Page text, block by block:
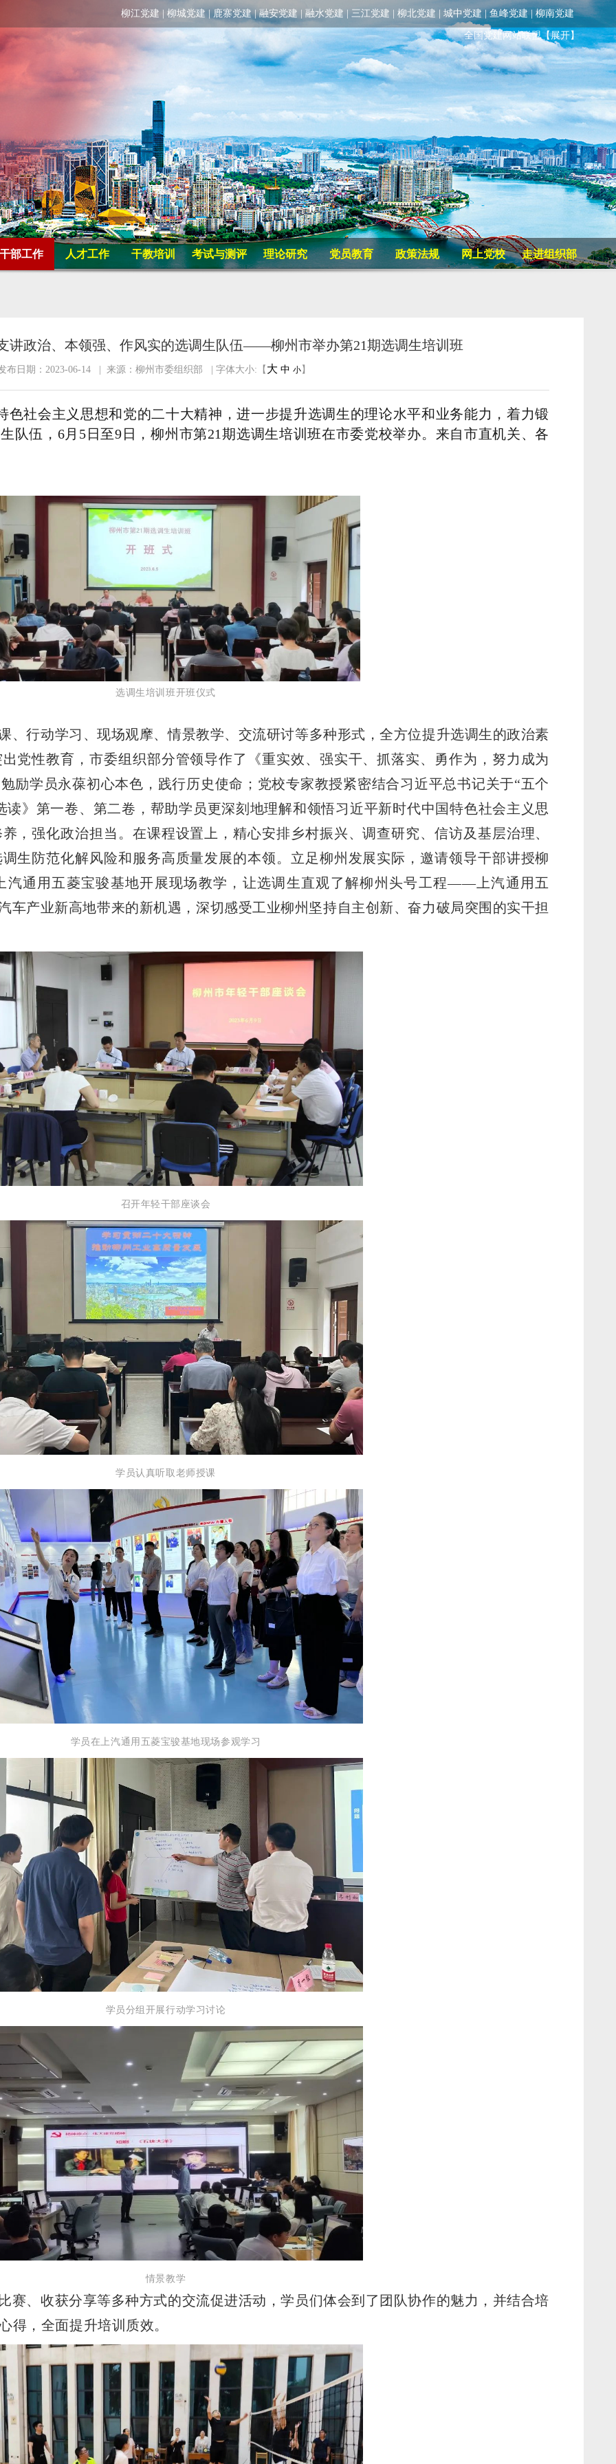
柳江党建 柳城党建 鹿寨党建 | 融安党建 融水党建 三江党建 柳北党建 城中党建 | 鱼峰党建 | 柳南党建
全国党建网站联盟【展开】
干部工作 人才工作 干教培训 考试与测评 理论研究 党员教育 政策法规 网上党校 走进组织部
讲政治、本领强、作风实的选调生队伍——柳州市举办第21期选调生培训班
布日期：2023-06-14 | 来源：柳州市委组织部 | 字体大小:【 大 中 小 】
色社会主义思想和党的二十大精神，进一步提升选调生的理论水平和业务能力，着力锻
队伍，6月5日至9日，柳州市第21期选调生培训班在市委党校举办。来自市直机关、各
选调生培训班开班仪式
、行动学习、现场观摩、情景教学、交流研讨等多种形式，全方位提升选调生的政治素
党性教育，市委组织部分管领导作了《重实效、强实干、抓落实、勇作为，努力成为
励学员永葆初心本色，践行历史使命；党校专家教授紧密结合习近平总书记关于“五个
》第一卷、第二卷，帮助学员更深刻地理解和领悟习近平新时代中国特色社会主义思
，强化政治担当。在课程设置上，精心安排乡村振兴、调查研究、信访及基层治理、
生防范化解风险和服务高质量发展的本领。立足柳州发展实际，邀请领导干部讲授柳
汽通用五菱宝骏基地开展现场教学，让选调生直观了解柳州头号工程——上汽通用五
车产业新高地带来的新机遇，深切感受工业柳州坚持自主创新、奋力破局突围的实干担
召开年轻干部座谈会
学员认真听取老师授课
学员在上汽通用五菱宝骏基地现场参观学习
学员分组开展行动学习讨论
情景教学
赛、收获分享等多种方式的交流促进活动，学员们体会到了团队协作的魅力，并结合培
得，全面提升培训质效。